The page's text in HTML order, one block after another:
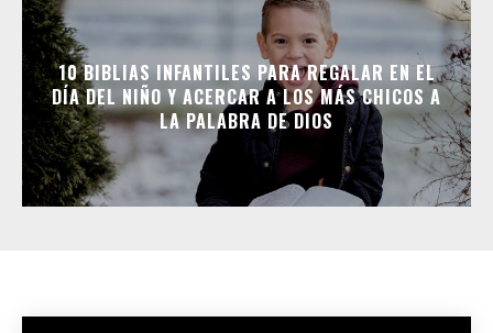
10 BIBLIAS INFANTILES PARA REGALAR EN EL
DÍA DEL NIÑO Y ACERCAR A LOS MÁS CHICOS A
LA PALABRA DE DIOS